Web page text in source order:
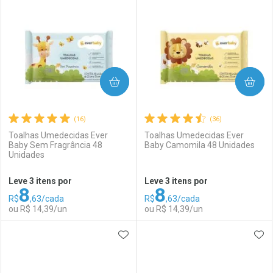
Comprar sem Desconto
Por R$ 16,19/cada
Comprar sem Desconto
Por R$ 16,19/cada
Comprar sem Desconto
Por R$ 58,99/cada
Comprar sem Desconto
Por R$ 58,99/cada
(16)
Toalhas Umedecidas Ever
Baby Sem Fragrância 48
Unidades
Leve 3 itens por
R$8,63/cada
ou R$ 14,39/un
COMPRAR
(36)
Toalhas Umedecidas Ever
Baby Camomila 48 Unidades
Leve 3 itens por
R$8,63/cada
ou R$ 14,39/un
COMPRAR
ADICIONAR AOS FAVORITOS